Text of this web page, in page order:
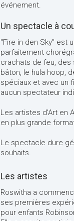
événement.
Un spectacle à
"Fire in den Sky" est
parfaitement
crachats de feu,
bâton, le hula hoop,
spéciaux et avec un
aucun spectateur
Les artistes d'Art en
en plus grande
Le spectacle dure
souhaits.
Les artistes
Roswitha a
ses premières
pour enfants